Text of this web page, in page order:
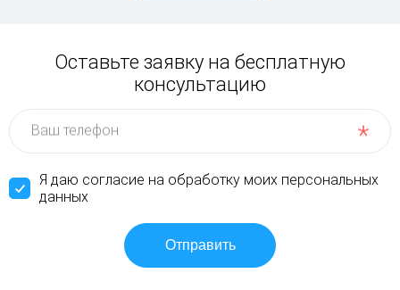
Оставьте заявку на бесплатную
консультацию
Ваш телефон
Я даю согласие на обработку моих персональных
данных